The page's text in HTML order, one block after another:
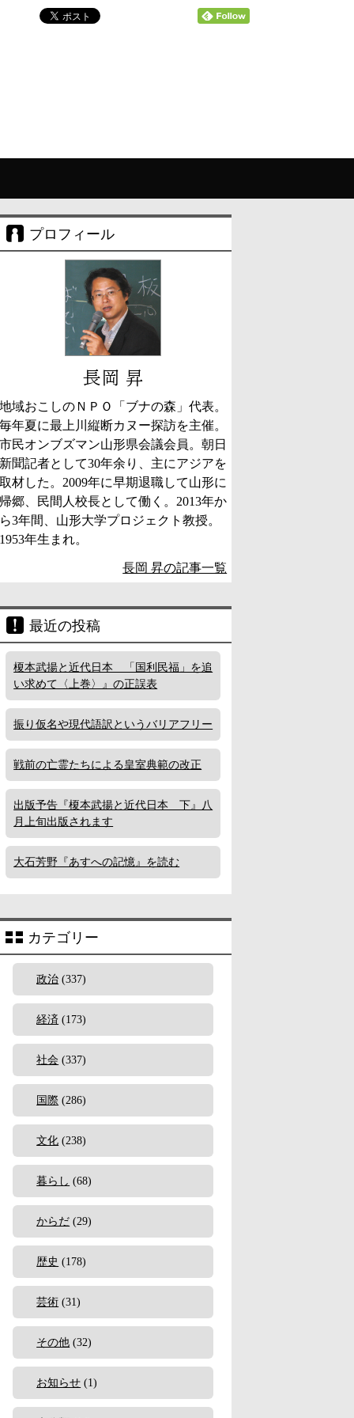
プロフィール
長岡 昇
地域おこしのＮＰＯ「ブナの森」代表。
毎年夏に最上川縦断カヌー探訪を主催。
市民オンブズマン山形県会議会員。朝日
新聞記者として30年余り、主にアジアを
取材した。2009年に早期退職して山形に
帰郷、民間人校長として働く。2013年か
ら3年間、山形大学プロジェクト教授。
1953年生まれ。
長岡 昇の記事一覧
最近の投稿
榎本武揚と近代日本 「国利民福」を追
い求めて〈上巻〉』の正誤表
振り仮名や現代語訳というバリアフリー
戦前の亡霊たちによる皇室典範の改正
出版予告『榎本武揚と近代日本 下』八
月上旬出版されます
大石芳野『あすへの記憶』を読む
カテゴリー
政治 (337)
経済 (173)
社会 (337)
国際 (286)
文化 (238)
暮らし (68)
からだ (29)
歴史 (178)
芸術 (31)
その他 (32)
お知らせ (1)